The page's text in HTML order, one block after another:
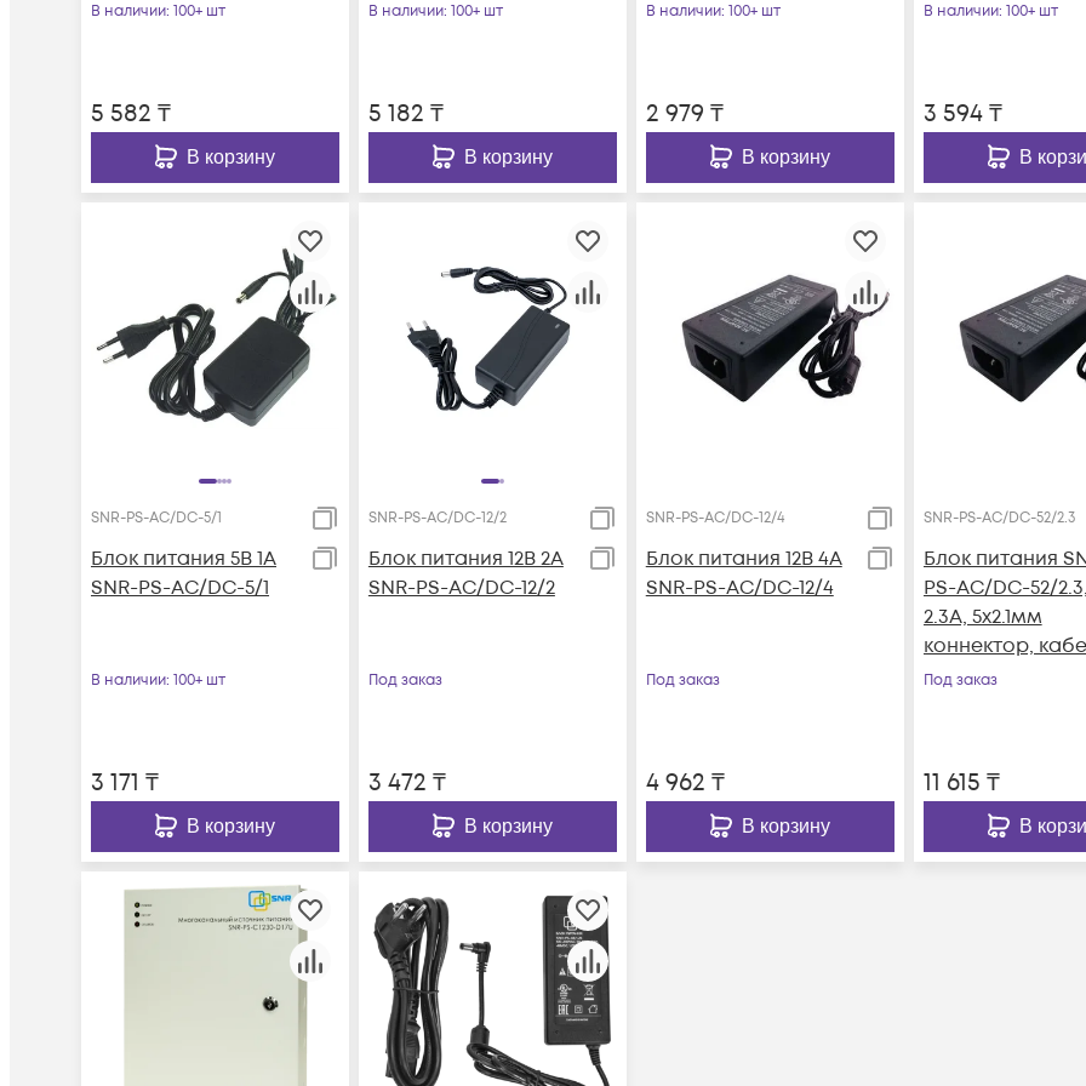
вилкой для подкл. к
В наличии: 100+ шт
5 582 ₸
В корзину
В наличии: 100+ шт
5 182 ₸
В корзину
В наличии: 100+ шт
2 979 ₸
В корзину
В наличии: 100+ шт
3 594₸
В
SNR-PS-AC/DC-5/1
Блок питания 5В 1А
SNR-PS-AC/DC-5/1
В наличии: 100+ шт
3 171 ₸
В корзину
SNR-PS-AC/DC-12/2
Блок питания 12В 2А
SNR-PS-AC/DC-12/2
Под заказ
3 472 ₸
В корзину
SNR-PS-AC/DC-12/4
Блок питания 12В 4А
SNR-PS-AC/DC-12/4
Под заказ
4 962 ₸
В корзину
SNR-PS-AC/DC-52/2.3
Блок питания
PS-AC/DC-52/
2.3А, 5x2.1мм
коннектор,
вилкой для
Под заказ
11 615 ₸
В